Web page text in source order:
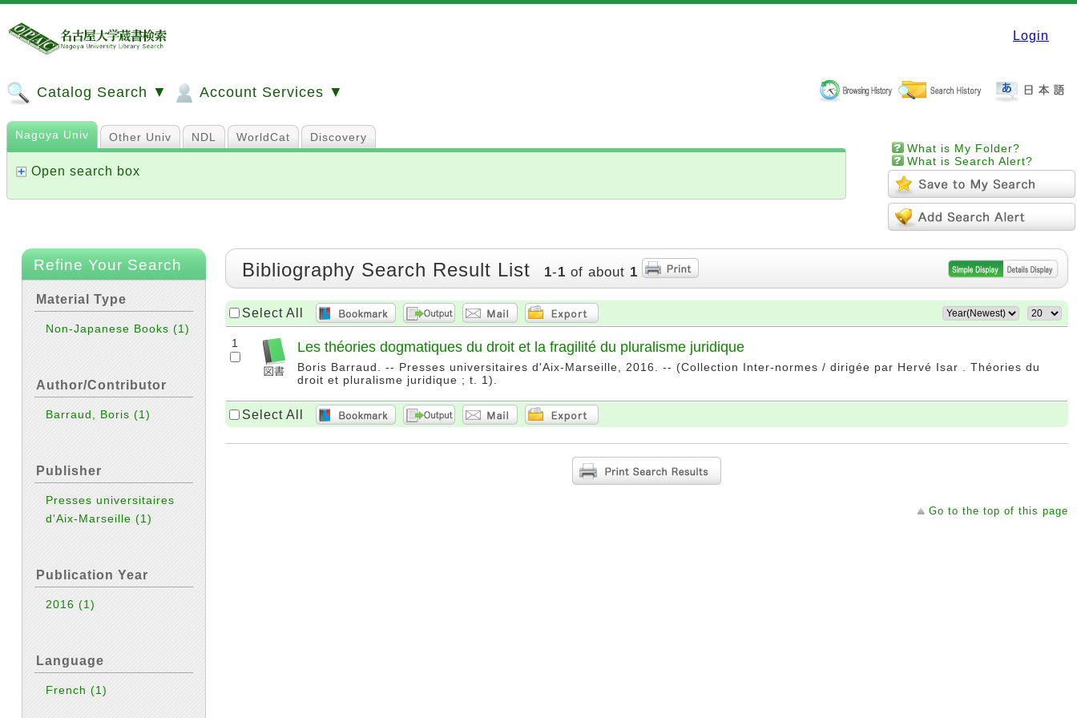
Login
Catalog Search ▼ Account Services ▼
What is My Folder?
What is Search Alert?
Nagoya Univ Other Univ NDL WorldCat Discovery
Open search box
Refine Your Search
Material Type
Non-Japanese Books(1)
Author/Contributor
Barraud, Boris(1)
Publisher
Presses universitaires
d'Aix-Marseille(1)
Publication Year
2016(1)
Language
French(1)
Bibliography Search Result List 1-1 of about 1
Select All
1 Les théories dogmatiques du droit et la fragilité du pluralisme juridique
Boris Barraud. -- Presses universitaires d'Aix-Marseille, 2016. -- (Collection Inter-normes / dirigée par Hervé Isar . Théories du
droit et pluralisme juridique ; t. 1).
Select All
Go to the top of this page